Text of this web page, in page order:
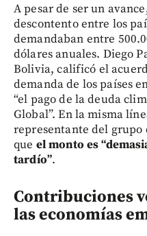
A pesar de ser un
descontento entre los
demandaban entre
dólares anuales. Diego
Bolivia, calificó el
demanda de los países
“el pago de la deuda
Global”. En la misma
representante del grupo
que el monto es
tardío”.
Contribuciones
las economías